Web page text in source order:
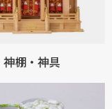
神棚・神具